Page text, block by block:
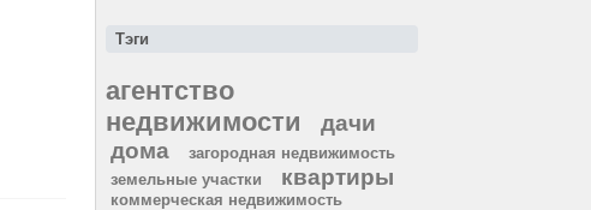
Тэги
агентство
недвижимости
дачи
дома
загородная недвижимость
земельные участки
квартиры
коммерческая недвижимость